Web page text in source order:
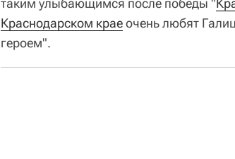
Краснодарском краеочень любят
героем".